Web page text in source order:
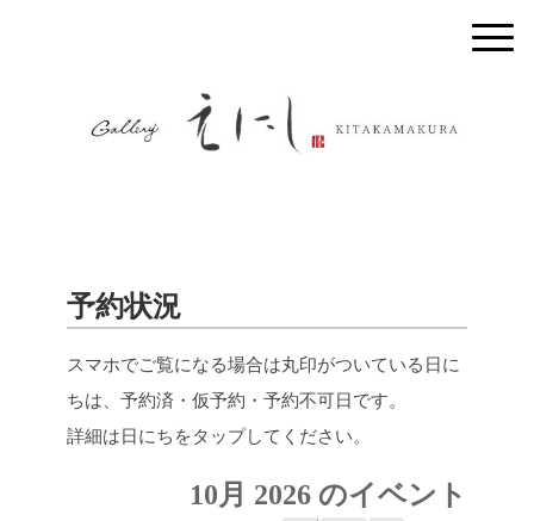
予約状況
スマホでご覧になる場合は丸印がついている日に
ちは、予約済・仮予約・予約不可日です。
詳細は日にちをタップしてください。
10月 2026 のイベント